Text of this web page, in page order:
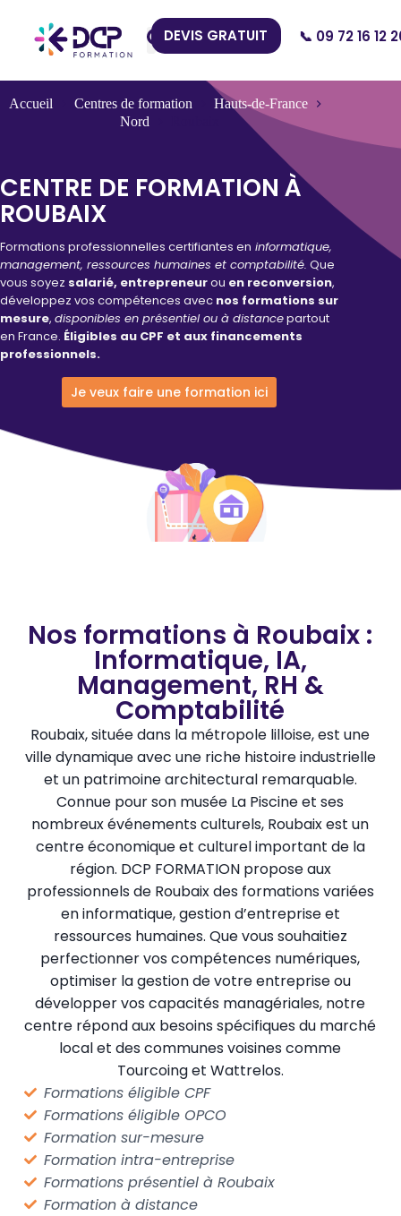
DEVIS GRATUIT 📞 09 72 16 12
Accueil Centres de formation
Hauts-de-France
Nord
CENTRE DE FORMATION À
ROUBAIX
Formations professionnelles certifiantes en informatique,
management, ressources humaines et comptabilité. Que
vous soyez salarié, entrepreneurou en reconversion,
développez vos compétences avec nos formations sur
mesure, disponibles en présentiel ou à distancepartout
en France. Éligibles au CPF et aux financements
professionnels.
Je veux faire une formation ici
Nos formations à Roubaix :
Informatique, IA,
Management, RH &
Comptabilité
Roubaix, située dans la métropole lilloise, est une
ville dynamique avec une riche histoire industrielle
et un patrimoine architectural remarquable.
Connue pour son musée La Piscine et ses
nombreux événements culturels, Roubaix est un
centre économique et culturel important de la
région. DCP FORMATION propose aux
professionnels de Roubaix des formations variées
en informatique, gestion d’entreprise et
ressources humaines. Que vous souhaitiez
perfectionner vos compétences numériques,
optimiser la gestion de votre entreprise ou
développer vos capacités managériales, notre
centre répond aux besoins spécifiques du marché
local et des communes voisines comme
Tourcoing et Wattrelos.
Formations éligible CPF
Formations éligible OPCO
Formation sur-mesure
Formation intra-entreprise
Formations présentiel à Roubaix
Formation à distance